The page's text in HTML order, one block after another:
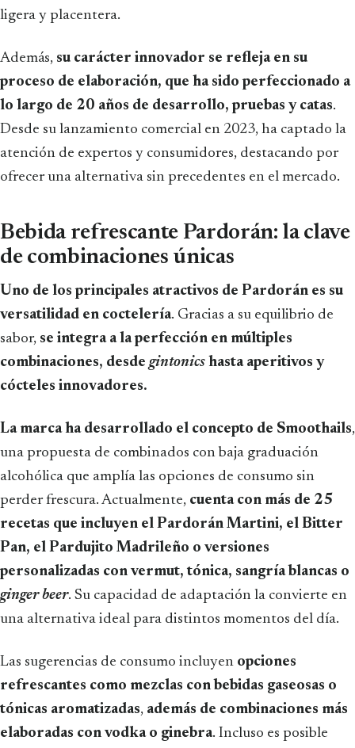
ligera y placentera.
Además, su carácter innovador se refleja en su
proceso de elaboración, que ha sido perfeccionado a
lo largo de 20 años de desarrollo, pruebas y catas.
Desde su lanzamiento comercial en 2023, ha captado la
atención de expertos y consumidores, destacando por
ofrecer una alternativa sin precedentes en el mercado.
Bebida refrescante Pardorán: la clave
de combinaciones únicas
Uno de los principales atractivos de Pardorán es su
versatilidad en coctelería. Gracias a su equilibrio de
sabor, se integra a la perfección en múltiples
combinaciones, desde gintonics hasta aperitivos y
cócteles innovadores.
La marca ha desarrollado el concepto de Smoothails,
una propuesta de combinados con baja graduación
alcohólica que amplía las opciones de consumo sin
perder frescura. Actualmente, cuenta con más de 25
recetas que incluyen el Pardorán Martini, el Bitter
Pan, el Pardujito Madrileño o versiones
personalizadas con vermut, tónica, sangría blancas o
ginger beer. Su capacidad de adaptación la convierte en
una alternativa ideal para distintos momentos del día.
Las sugerencias de consumo incluyen opciones
refrescantes como mezclas con bebidas gaseosas o
tónicas aromatizadas, además de combinaciones más
elaboradas con vodka o ginebra. Incluso es posible